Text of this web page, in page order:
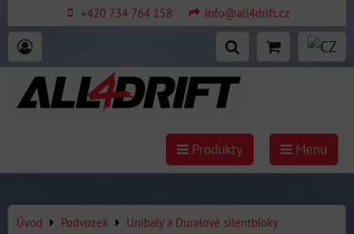
+420 734 764 158 info@all4drift.cz
Produkty Menu
Úvod Podvozek Unibaly a Duralové silentbloky